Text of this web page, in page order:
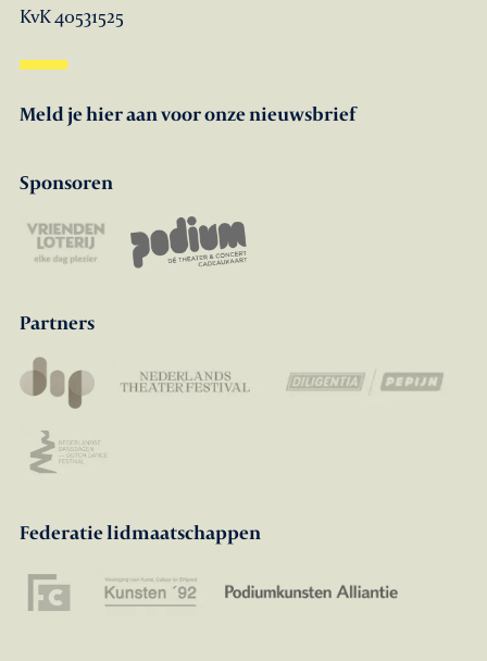
KvK 40531525
Meld je hier aan voor onze nieuwsbrief
Sponsoren
Partners
Federatie lidmaatschappen